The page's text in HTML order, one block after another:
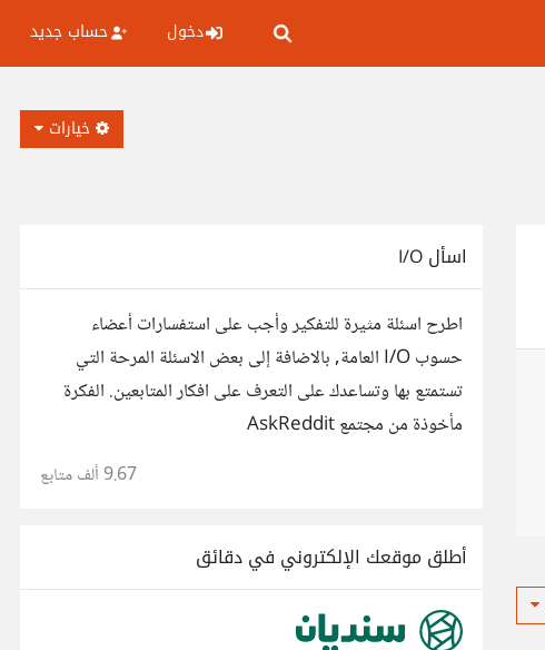
دخول حساب جديد
خيارات
اسأل I/O
اطرح اسئلة مثيرة للتفكير وأجب على استفسارات أعضاء
حسوب I/O العامة, بالاضافة إلى بعض الاسئلة المرحة التي
تستمتع بها وتساعدك على التعرف على افكار المتابعين. الفكرة
مأخوذة من مجتمع AskReddit
9.67 ألف متابع
أطلق موقعك الإلكتروني في دقائق